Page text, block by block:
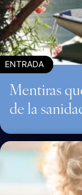
ENTRADA
Mentiras
de la